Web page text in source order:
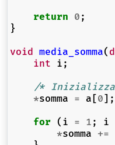
return 0 ;
}
void media_somma(
int i ;
/* Inizializza
*somma = a [0];
for ( i = 1 ; i
*somma +=